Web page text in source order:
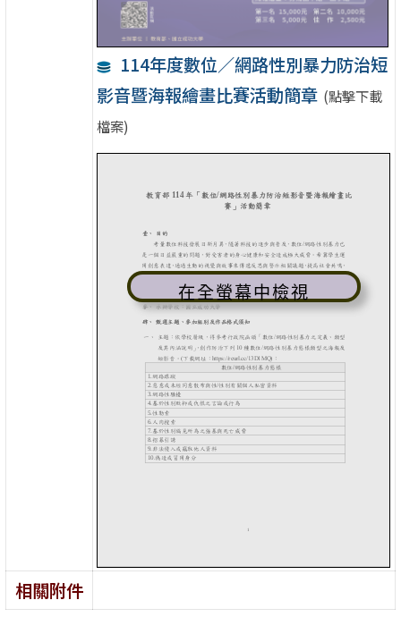
114年度數位／網路性別暴力防治短
影音暨海報繪畫比賽活動簡章 (點擊下載
檔案)
在全螢幕中檢視
相關附件